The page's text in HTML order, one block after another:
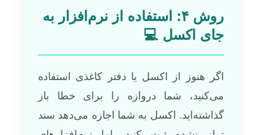
روش ۴: استفاده از نرم‌افزار به
جای اکسل 💻
اگر هنوز از اکسل یا دفتر کاغذی استفاده
می‌کنید، شما دروازه را برای خطا باز
گذاشته‌اید. اکسل به شما اجازه می‌دهد سند